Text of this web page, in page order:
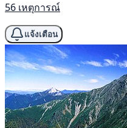
56 เหตุการณ์
แจ้งเตือน